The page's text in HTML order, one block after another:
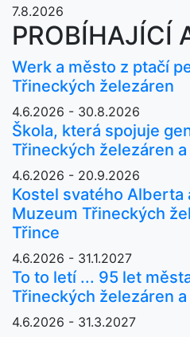
7.8.2026
PROBÍHAJÍCÍ
Werk a město z ptačí
Třineckých železáren
4.6.2026 - 30.8.2026
Škola, která spojuje
Třineckých železáren
4.6.2026 - 20.9.2026
Kostel svatého Alberta
Muzeum Třineckých
Třince
4.6.2026 - 31.1.2027
To to letí ... 95 let
Třineckých železáren
4.6.2026 - 31.3.2027